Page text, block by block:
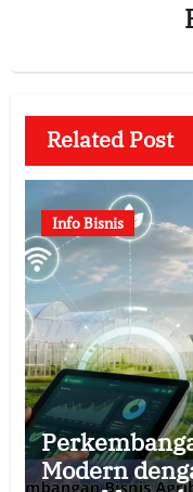
Related Post
Info Bisnis
Modern